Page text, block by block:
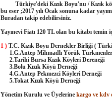
Türkiye'deki Kızık Boyu'nu / Kızık
bu eser ;2017 yılı Ocak sonuna kadar
Buradan takip edebilirsiniz.
Yayınevi Fiatı 120 TL olan bu kitabı temin
1 ) T.C. Kızık Boyu Dernekler Birliği (
1.G.Antep Mihmadlı Yörük
2.Tarihi Bursa Kızık Köyleri Dereneği
3.Bolu Kızık Köyü Derneği
4.G.Antep Pekmezci Köyleri Derneği
5.Tokat Kızık Köyü Derneği
Yönetim Kurulu ve Üyelerine kargo ve kdv